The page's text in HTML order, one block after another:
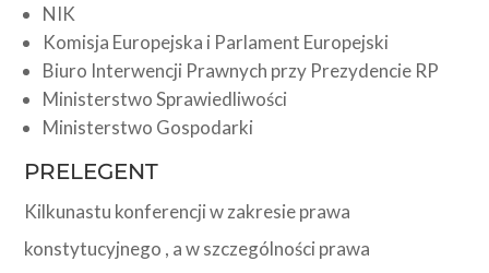
NIK
Komisja Europejska i Parlament Europejski
Biuro Interwencji Prawnych przy Prezydencie RP
Ministerstwo Sprawiedliwości
Ministerstwo Gospodarki
PRELEGENT
Kilkunastu konferencji w zakresie prawa
konstytucyjnego , a w szczególności prawa